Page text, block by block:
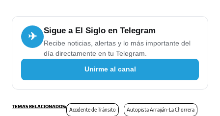
✈ Sigue a El Siglo en Telegram
Recibe noticias, alertas y lo más importante del
día directamente en tu Telegram.
Unirme al canal
Accidente de Tránsito Autopista Arraiján-La Chorrera